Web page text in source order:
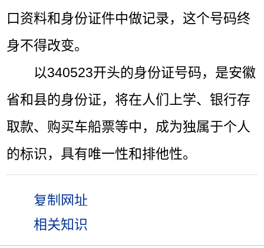
口资料和身份证件中做记录，这个号码终
身不得改变。
以340523开头的身份证号码，是安徽
省和县的身份证，将在人们上学、银行存
取款、购买车船票等中，成为独属于个人
的标识，具有唯一性和排他性。
相关知识